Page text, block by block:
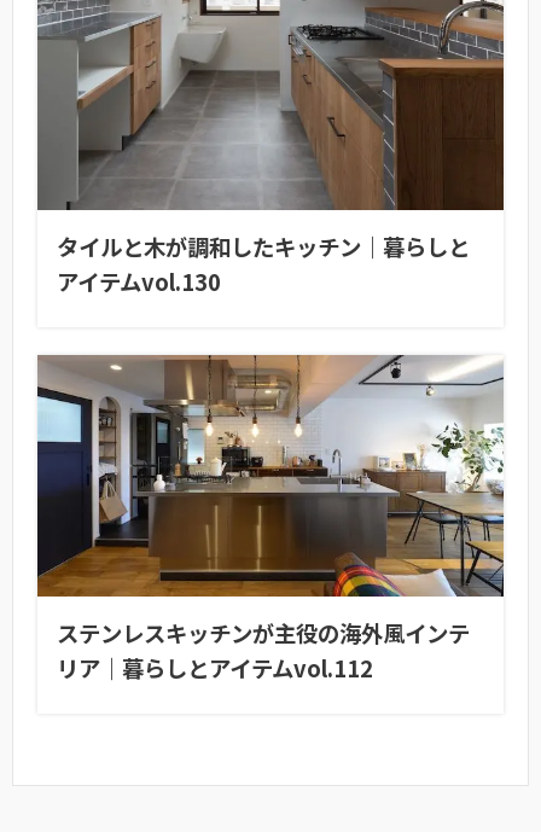
タイルと木が調和したキッチン｜暮らしと
アイテムvol.130
ステンレスキッチンが主役の海外風インテ
リア｜暮らしとアイテムvol.112